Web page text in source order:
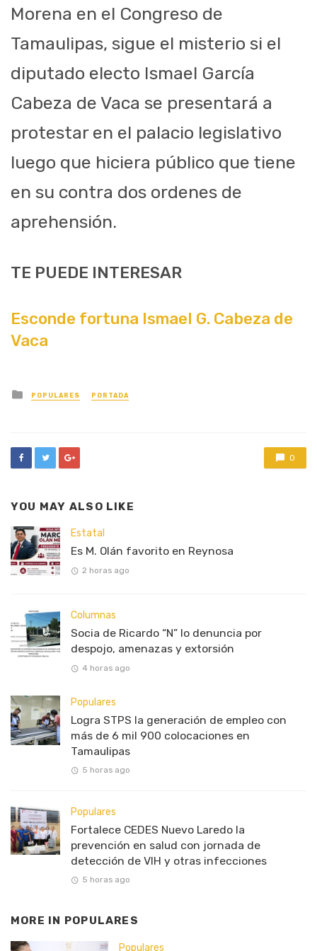
Morena en el Congreso de
Tamaulipas, sigue el misterio si el
diputado electo Ismael García
Cabeza de Vaca se presentará a
protestar en el palacio legislativo
luego que hiciera público que tiene
en su contra dos ordenes de
aprehensión.
TE PUEDE INTERESAR
Esconde fortuna Ismael G. Cabeza de
Vaca
Posted
in
POPULARES PORTADA
0
YOU MAY ALSO LIKE
Estatal
Es M. Olán favorito en Reynosa
2 horas ago
Columnas
Socia de Ricardo “N” lo denuncia por
despojo, amenazas y extorsión
4 horas ago
Populares
Logra STPS la generación de empleo con
más de 6 mil 900 colocaciones en
Tamaulipas
5 horas ago
Populares
Fortalece CEDES Nuevo Laredo la
prevención en salud con jornada de
detección de VIH y otras infecciones
5 horas ago
MORE IN POPULARES
Populares